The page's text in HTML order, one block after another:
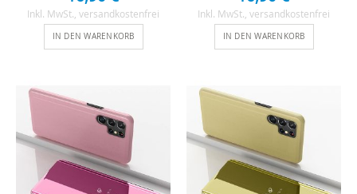
Inkl. MwSt. , versandkostenfrei
IN DEN WARENKORB
Inkl. MwSt. , versandkostenfrei
IN DEN WARENKORB